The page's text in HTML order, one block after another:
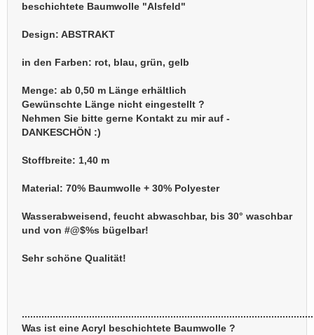
beschichtete Baumwolle "Alsfeld"
Design: ABSTRAKT
in den Farben: rot, blau, grün, gelb
Menge: ab 0,50 m Länge erhältlich
Gewünschte Länge nicht eingestellt ?
Nehmen Sie bitte gerne Kontakt zu mir auf -
DANKESCHÖN :)
Stoffbreite: 1,40 m
Material: 70% Baumwolle + 30% Polyester
Wasserabweisend, feucht abwaschbar, bis 30° waschbar
und von #@$%s bügelbar!
Sehr schöne Qualität!
Was ist eine Acryl beschichtete Baumwolle ?